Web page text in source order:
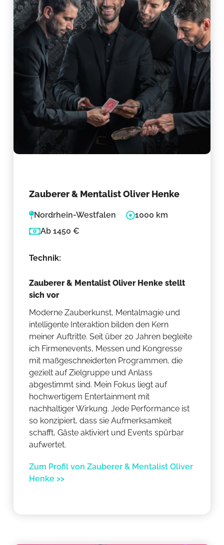
Zauberer & Mentalist Oliver Henke
Nordrhein-Westfalen
1000 km
Ab 1450 €
Technik:
Zauberer & Mentalist Oliver Henke stellt
sich vor
Moderne Zauberkunst, Mentalmagie und
intelligente Interaktion bilden den Kern
meiner Auftritte. Seit über 20 Jahren begleite
ich Firmenevents, Messen und Kongresse
mit maßgeschneiderten Programmen, die
gezielt auf Zielgruppe und Anlass
abgestimmt sind. Mein Fokus liegt auf
hochwertigem Entertainment mit
nachhaltiger Wirkung. Jede Performance ist
so konzipiert, dass sie Aufmerksamkeit
schafft, Gäste aktiviert und Events spürbar
aufwertet.
Zum Profil von Zauberer & Mentalist Oliver
Henke >>